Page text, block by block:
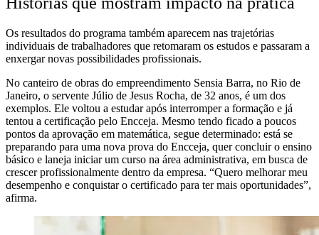
Os resultados do programa também aparecem nas trajetórias
individuais de trabalhadores que retomaram os estudos e passaram a
enxergar novas possibilidades profissionais.
No canteiro de obras do empreendimento Sensia Barra, no Rio de
Janeiro, o servente Júlio de Jesus Rocha, de 32 anos, é um dos
exemplos. Ele voltou a estudar após interromper a formação e já
tentou a certificação pelo Encceja. Mesmo tendo ficado a poucos
pontos da aprovação em matemática, segue determinado: está se
preparando para uma nova prova do Encceja, quer concluir o ensino
básico e laneja iniciar um curso na área administrativa, em busca de
crescer profissionalmente dentro da empresa. “Quero melhorar meu
desempenho e conquistar o certificado para ter mais oportunidades”,
afirma.